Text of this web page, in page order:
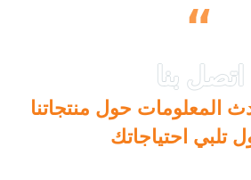
“
المعلومات حول منتجاتنا
تلبي احتياجاتك